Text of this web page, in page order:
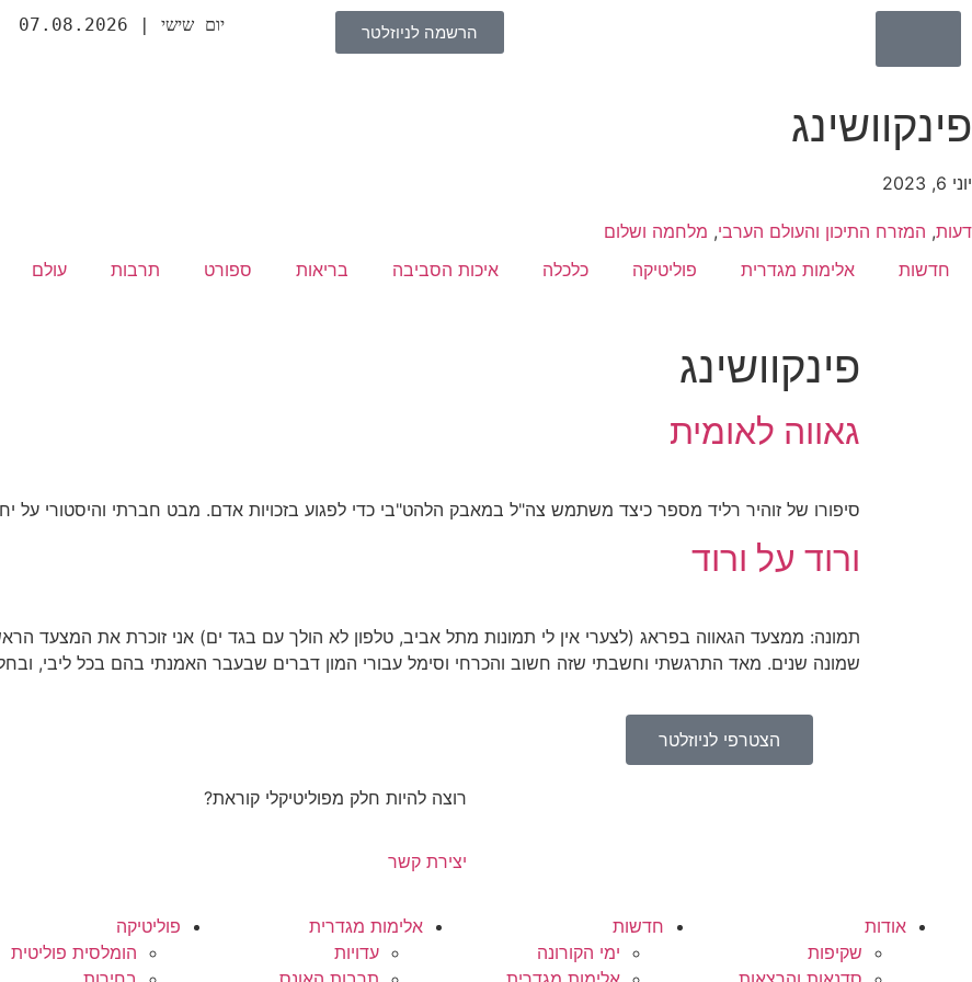
הרשמה לניוזלטר יום שישי | 07.08.2026
פינקוושינג
יוני 6, 2023
דעות, המזרח התיכון והעולם הערבי, מלחמה ושלום
חדשות
אלימות מגדרית פוליטיקה כלכלה איכות הסביבה בריאות ספורט תרבות עולם
פינקוושינג
גאווה לאומית
סיפורו של זוהיר רליד מספר כיצד משתמש צה"ל במאבק הלהט"בי כדי לפגוע בזכויות אדם. מבט חברתי והיסטורי
ורוד על ורוד
תמונה: ממצעד הגאווה בפראג (לצערי אין לי תמונות מתל אביב, טלפון לא הולך עם בגד ים) אני זוכרת את המצעד
שמונה שנים. מאד התרגשתי וחשבתי שזה חשוב והכרחי וסימל עבורי המון דברים שבעבר האמנתי בהם בכל ליבי,
הצטרפי לניוזלטר
רוצה להיות חלק מפוליטיקלי קוראת?
יצירת קשר
אודות
שקיפות
חדשות
ימי הקורונה
אלימות מגדרית
עדויות
פוליטיקה
הומלסית פוליטית